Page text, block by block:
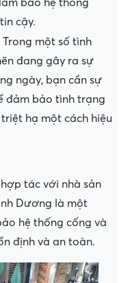
bảo hệ thống
cậy.
Trong một số tình
đang gây ra sự
ngày, bạn cần sự
đảm bảo tình trạng
hạ một cách hiệu
tác với nhà sản
Dương là một
hệ thống cống và
định và an toàn.